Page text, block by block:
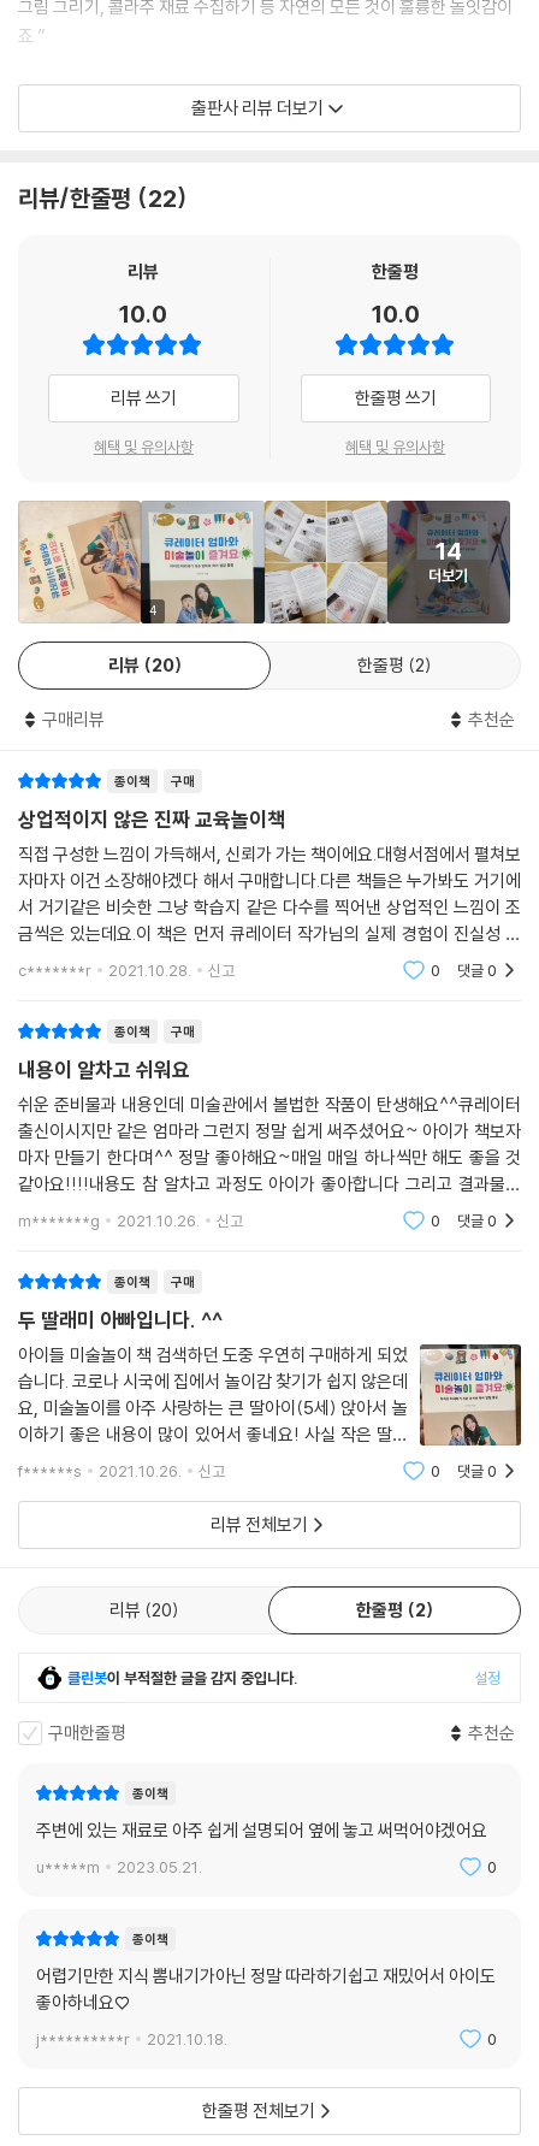
PART 09. 과학 원리를 접목한 놀이
48. 얼음조각 물들이기
49. 우유로 그린 그림, 마블링 라떼
52. 풍선으로 찍어 그리는 태양계 행성
- 놀이를 먼저 경험한 엄마들의 체험 후기
그림 그리기, 콜라주 재료 수집하기 등 자연의 모든 것이 훌륭한 놀잇감이
죠.”
요리 또한 미술을 접목하기 너무 좋은 활동이라고 한다. “싱싱한 제철 과일
과 채소에서 여러 색과 모양을 발견하는 것부터 시작해보세요. 재료를 썰
없이 좋은 미술재료가 된답니다.
발달에 도움이 되는 육아 미술 놀이
일상 속 작은 활동들이 모여 발달에 도움이 되는 놀이 방법도 수록되어 있
다. ”신체적으로는 소근육, 대근육의 발달을 꾀할 수 있어요. 정서적으로는
미술활동이 자신을 표현할 수 있는 좋은 도구가 되기 때문에 내면의 욕구
를 분출하고 긴장감을 완화하는 등 스트레스 해소에 도움이 됩니다. 교육
적으로는 문제 해결 능력을 키우고 사고를 확장시킬 수 있지요.“
미술을 더 재미있게 즐기는 방법
하나의 작품을 만들고 끝나는 것이 아닌, 더 확장하여 놀이할 수 있는 방법
을 제시한다. 놀이와 연관된 발달 이론을 제시하기도 하고, 추가 재료로 2
차 놀이를 즐길 수 있는 방법도 소개한다. 예를 들면 셀로판지 나비를 들고
공원에 나가 햇빛에 비추어 그림자놀이도 하고, 자연물(꽃)과 어우러지게
활용하면 더욱 재밌는 생태놀이를 즐길 수 있다.
놀이와 함께 명화 감상하기
작가가 큐레이터 출신답게 명화에 대한 풍부하고 깊은 지식으로 놀이와 관
련된 명화를 간단히 소개하여 독자도 교양을 쌓을 수 있고 아이들에게 설
명해 줄 수 있도록 했다. 작품을 먼저 감상하고 느낀 점을 바탕으로 놀이를
시작해도 좋고, 놀이를 먼저 즐긴 후 감상해도 좋다.
추천사
“거창한 준비물 없이도 아이와 즐겁게 할 수 있는 엄마표 미술이 가능하도
록 도와주는 것이 이 책의 가장 큰 매력이다.” 유승연 (하윤, 하린 엄마)
“이 책을 통해 아이 눈높이에 딱 맞는 다양한 놀이들을 알게 되었고, 매일
놀이를 구상해야 하는 시간을 더 이상 할애하지 않고 아이와 노는 시간으
로 활용하니, 육아의 질이 높아졌어요.”
“아이랑 가정에서 ‘미술놀이’하면 ‘어떻게?’라는 단어가 먼저 떠오르는데
이 책은 일상생활에서 쉽게 접할 수 있는 미술 재료들을 이용해 아이와 엄
마 모두 손쉽게 활동을 시작할 수 있도록 도와준다는 점에 대해 박수를 쳐
주고 싶다.” 이은주 (건우 엄마)
“집 안에서 흔히 볼 수 있는 재료를 가지고 활동해 보는 것 자체로 아이에
게 흥미를 이끌 수 있었다.” 조선화 (윤아 엄마)
출판사 리뷰 더보기
리뷰/한줄평 22
리뷰
10.0
리뷰 쓰기
혜택 및 유의사항
한줄평
10.0
한줄평 쓰기
혜택 및 유의사항
4
14
더보기
리뷰 20 한줄평 2
구매리뷰 추천순
종이책 구매
상업적이지 않은 진짜 교육놀이책
직접 구성한 느낌이 가득해서, 신뢰가 가는 책이에요.대형서점에서 펼쳐보
자마자 이건 소장해야겠다 해서 구매합니다.다른 책들은 누가봐도 거기에
서 거기같은 비슷한 그냥 학습지 같은 다수를 찍어낸 상업적인 느낌이 조
금씩은 있는데요.이 책은 먼저 큐레이터 작가님의 실제 경험이 진실성 있
게 다가옺니다.그리고 소소하고 험블한 쉬운 놀이의 구성이지만, 미술 감
c*******r 2021.10.28. 신고 0 댓글0
종이책 구매
내용이 알차고 쉬워요
쉬운 준비물과 내용인데 미술관에서 볼법한 작품이 탄생해요^^큐레이터
출신이시지만 같은 엄마라 그런지 정말 쉽게 써주셨어요~ 아이가 책보자
마자 만들기 한다며^^ 정말 좋아해요~매일 매일 하나씩만 해도 좋을 것
같아요!!!!내용도 참 알차고 과정도 아이가 좋아합니다 그리고 결과물이
정말 예뻐요^^ 그래서 전시해둬도 넘 좋습니다 아이의 자존감도 쑥 올라
갈 것만 같아요
m*******g 2021.10.26. 신고 0 댓글0
종이책 구매
두 딸래미 아빠입니다. ^^
아이들 미술놀이 책 검색하던 도중 우연히 구매하게 되었
습니다. 코로나 시국에 집에서 놀이감 찾기가 쉽지 않은데
요, 미술놀이를 아주 사랑하는 큰 딸아이(5세) 앉아서 놀
이하기 좋은 내용이 많이 있어서 좋네요! 사실 작은 딸아
이(2세)가 더 신나할 것 같기도 하네요. 똥손인 아빠도 같
랑구들과 같이 꽁냥꽁냥 미술놀이 하면
f******s 2021.10.26. 신고 0 댓글0
리뷰 전체보기
리뷰 20 한줄평 2
클린봇이 부적절한 글을 감지 중입니다. 설정
구매한줄평 추천순
종이책
주변에 있는 재료로 아주 쉽게 설명되어 옆에 놓고 써먹어야겠어요
u*****m 2023.05.21. 0
종이책
어렵기만한 지식 뽐내기가아닌 정말 따라하기쉽고 재밌어서 아이도
좋아하네요♡
j**********r 2021.10.18. 0
한줄평 전체보기